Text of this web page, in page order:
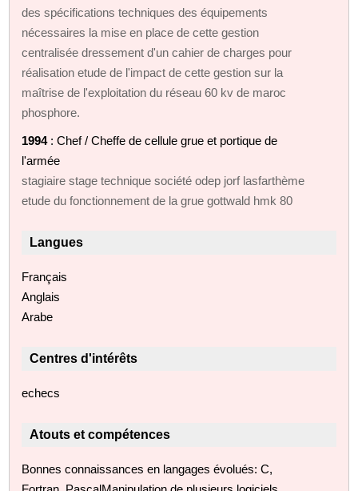
des spécifications techniques des équipements
nécessaires la mise en place de cette gestion
centralisée dressement d'un cahier de charges pour
réalisation etude de l'impact de cette gestion sur la
maîtrise de l'exploitation du réseau 60 kv de maroc
phosphore.
1994: Chef / Cheffe de cellule grue et portique de
l'armée
stagiaire stage technique société odep jorf lasfarthème
etude du fonctionnement de la grue gottwald hmk 80
Langues
Français
Anglais
Arabe
Centres d'intérêts
echecs
Atouts et compétences
Bonnes connaissances en langages évolués: C,